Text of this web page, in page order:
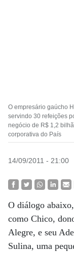
O empresário gaúcho
servindo 30 refeições
negócio de R$ 1,2
corporativa do País
14/09/2011 - 21:00
O diálogo
como Chico,
Alegre, e seu
Sulina, uma